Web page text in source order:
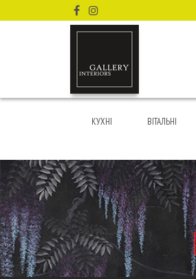
КУХНІ ВІТАЛЬНІ